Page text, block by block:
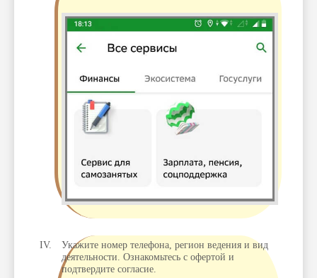
Укажите номер телефона, регион ведения и вид
деятельности. Ознакомьтесь с офертой и
подтвердите согласие.